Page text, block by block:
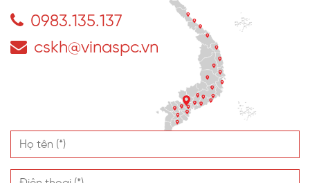
0983.135.137
cskh@vinaspc.vn